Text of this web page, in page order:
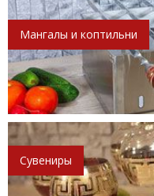
Мангалы и коптильни
Сувениры